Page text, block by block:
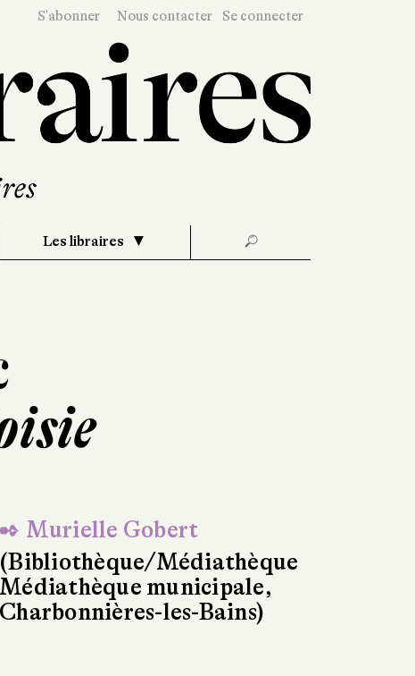
S'abonner Nous contacter Se connecter
Les libraires 🔎
✒ Murielle Gobert
(Bibliothèque/Médiathèque
Médiathèque municipale,
Charbonnières-les-Bains)